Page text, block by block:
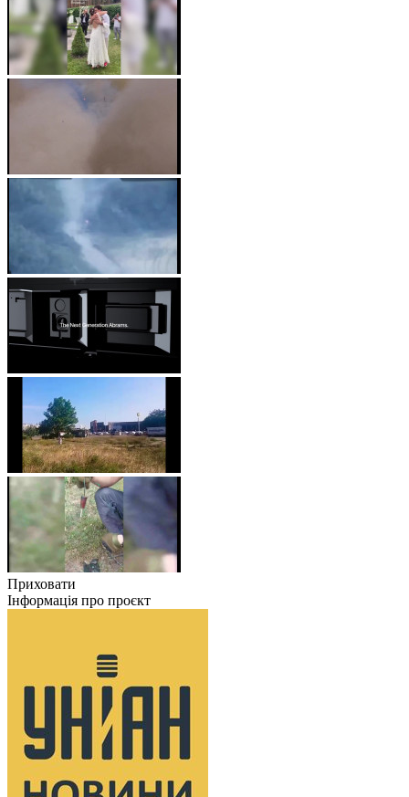
Приховати
Інформація про проєкт